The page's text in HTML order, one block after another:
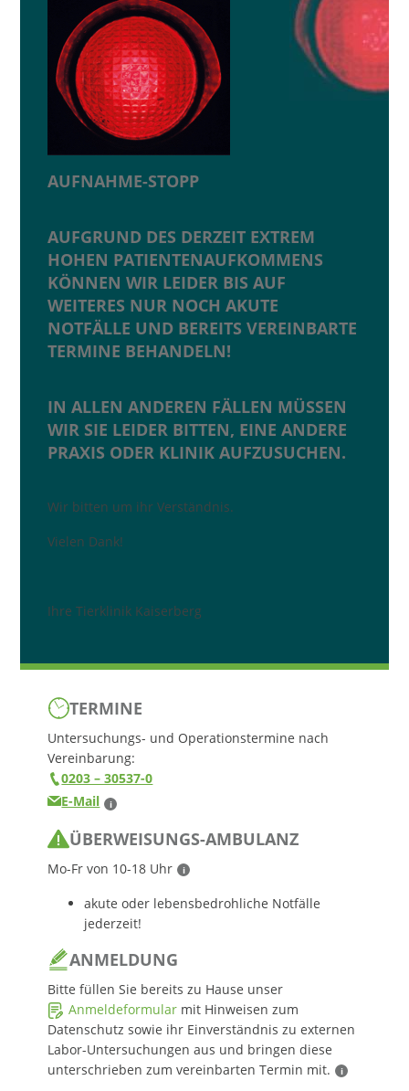
Kaiserberg
AUFNAHME-STOPP
AUFGRUND DES DERZEIT EXTREM
HOHEN PATIENTENAUFKOMMENS
KÖNNEN WIR LEIDER BIS AUF
WEITERES NUR NOCH AKUTE
NOTFÄLLE UND BEREITS VEREINBARTE
TERMINE BEHANDELN!
IN ALLEN ANDEREN FÄLLEN MÜSSEN
WIR SIE LEIDER BITTEN, EINE ANDERE
PRAXIS ODER KLINIK AUFZUSUCHEN.
Wir bitten um ihr Verständnis.
Vielen Dank!
Ihre Tierklinik Kaiserberg
TERMINE
Untersuchungs- und Operationstermine nach
Vereinbarung:
0203 – 30537-0
E-Mail
ÜBERWEISUNGS-AMBULANZ
Mo-Fr von 10-18 Uhr
akute oder lebensbedrohliche Notfälle
jederzeit!
ANMELDUNG
Bitte füllen Sie bereits zu Hause unser
Anmeldeformular mit Hinweisen zum
Datenschutz sowie ihr Einverständnis zu externen
Labor-Untersuchungen aus und bringen diese
unterschrieben zum vereinbarten Termin mit.